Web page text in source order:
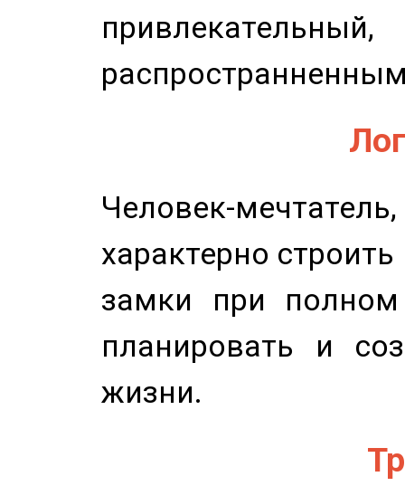
Человек-
характерно
замки при полном
планировать и
жизни.